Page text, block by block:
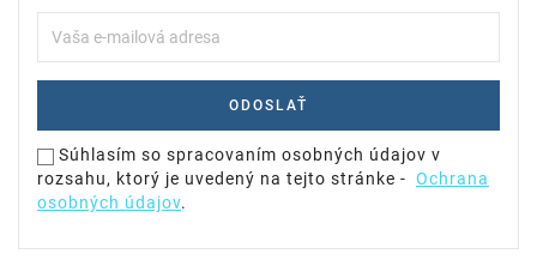
Súhlasím so spracovaním osobných údajov v
rozsahu, ktorý je uvedený na tejto stránke - Ochrana
osobných údajov.